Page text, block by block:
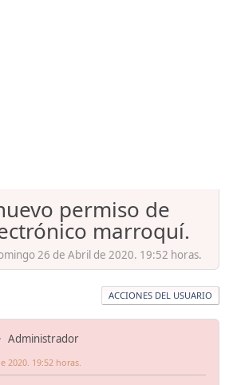
permiso de
marroquí.
26 de Abril de 2020. 19:52 horas.
ACCIONES DEL USUARIO
Administrador
2020. 19:52 horas.